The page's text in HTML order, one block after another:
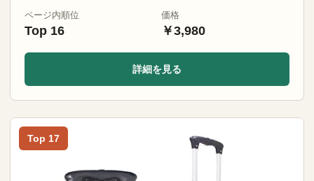
ページ内順位
Top 16
価格
￥3,980
詳細を見る
Top 17